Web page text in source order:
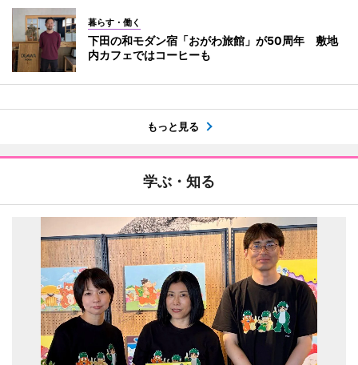
暮らす・働く
下田の和モダン宿「おがわ旅館」が50周年 敷地
内カフェではコーヒーも
もっと見る
学ぶ・知る